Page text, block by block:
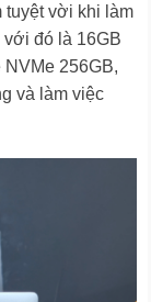
vời khi làm
đó là 16GB
256GB,
và làm việc